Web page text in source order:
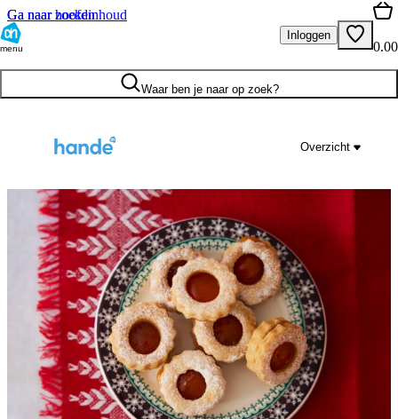
Ga naar hoofdinhoud
Ga naar zoeken
menu
Inloggen
0.00
Waar ben je naar op zoek?
Overzicht